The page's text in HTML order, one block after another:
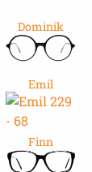
Dominik
Emil
Finn